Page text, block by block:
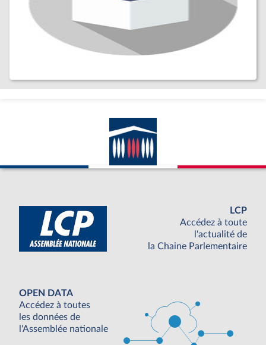
LCP
Accédez à toute
l'actualité de
la Chaine Parlementaire
OPEN DATA
Accédez à toutes
les données de
l'Assemblée nationale